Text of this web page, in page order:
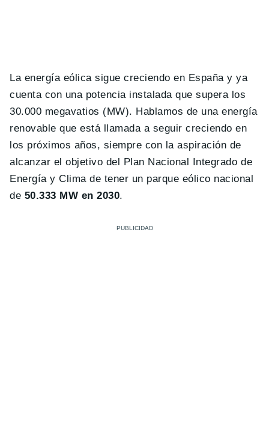
La energía eólica sigue creciendo en España y ya
cuenta con una potencia instalada que supera los
30.000 megavatios (MW). Hablamos de una energía
renovable que está llamada a seguir creciendo en
los próximos años, siempre con la aspiración de
alcanzar el objetivo del Plan Nacional Integrado de
Energía y Clima de tener un parque eólico nacional
de 50.333 MW en 2030.